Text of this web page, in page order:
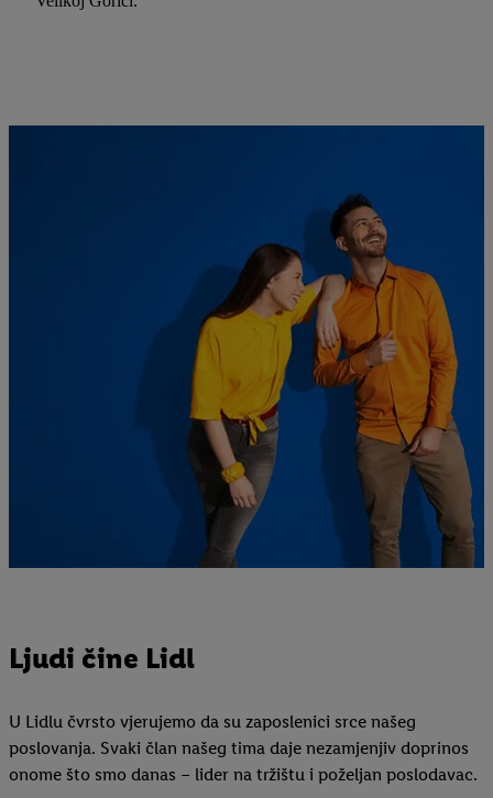
Ljudi čine Lidl
U Lidlu čvrsto vjerujemo da su zaposlenici srce našeg
poslovanja. Svaki član našeg tima daje nezamjenjiv doprinos
onome što smo danas – lider na tržištu i poželjan poslodavac.